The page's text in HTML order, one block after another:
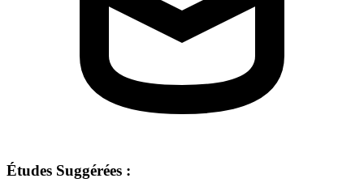
Études Suggérées :